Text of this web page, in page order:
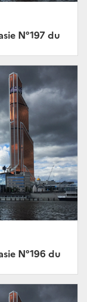
N°197 du
N°196 du